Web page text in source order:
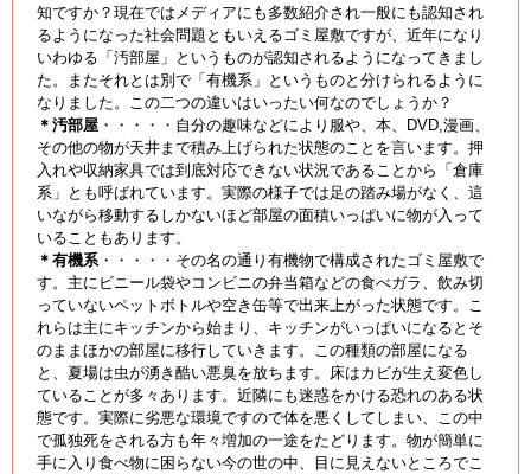
知ですか？現在ではメディアにも多数紹介され一般にも認知され
るようになった社会問題ともいえるゴミ屋敷ですが、近年になり
いわゆる「汚部屋」というものが認知されるようになってきまし
た。またそれとは別で「有機系」というものと分けられるように
なりました。この二つの違いはいったい何なのでしょうか？
＊汚部屋 ・・・・・自分の趣味などにより服や、本、DVD,漫画、
その他の物が天井まで積み上げられた状態のことを言います。押
入れや収納家具では到底対応できない状況であることから「倉庫
系」とも呼ばれています。実際の様子では足の踏み場がなく、這
いながら移動するしかないほど部屋の面積いっぱいに物が入って
いることもあります。
＊有機系 ・・・・・その名の通り有機物で構成されたゴミ屋敷で
す。主にビニール袋やコンビニの弁当箱などの食べガラ、飲み切
っていないペットボトルや空き缶等で出来上がった状態です。こ
れらは主にキッチンから始まり、キッチンがいっぱいになるとそ
のままほかの部屋に移行していきます。この種類の部屋になる
と、夏場は虫が湧き酷い悪臭を放ちます。床はカビが生え変色し
ていることが多々あります。近隣にも迷惑をかける恐れのある状
態です。実際に劣悪な環境ですので体を悪くしてしまい、この中
で孤独死をされる方も年々増加の一途をたどります。物が簡単に
手に入り食べ物に困らない今の世の中、目に見えないところでこ